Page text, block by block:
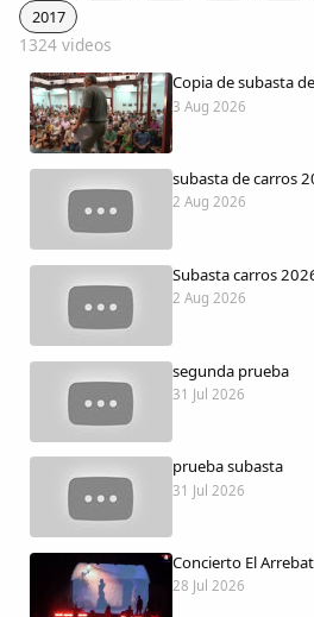
Periódico Alconétar
Foros
Idiosincrasia
Diccionario
Traductor
Dichos
Cancionero Local
Apodos
Peñas
2017
1324 videos
Copia de subasta
3 Aug 2026
subasta de carros
2 Aug 2026
Subasta carros
2 Aug 2026
segunda prueba
31 Jul 2026
prueba subasta
31 Jul 2026
Concierto El
28 Jul 2026